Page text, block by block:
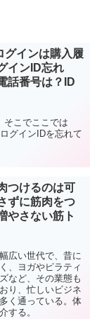
グインは購入履
インID忘れ
話番号は？ID
そこでここでは
グインIDを忘れて
つけるのは可
ずに筋肉をつ
やさない筋ト
広い世代で、昔に
、ヨガやピラティ
など、その業態も
り、忙しいビジネ
く通っている。体
する。